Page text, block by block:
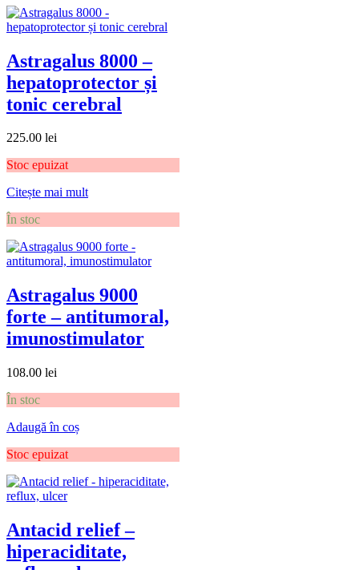
Astragalus 8000 –
hepatoprotector și
tonic cerebral
225.00 lei
Stoc epuizat
Citește mai mult
În stoc
Astragalus 9000
forte – antitumoral,
imunostimulator
108.00 lei
În stoc
Adaugă în coș
Stoc epuizat
Antacid relief –
hiperaciditate,